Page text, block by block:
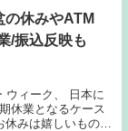
休みやATM
/振込反映も
ウィーク、 日本に
休業となるケース
みは嬉しいもので